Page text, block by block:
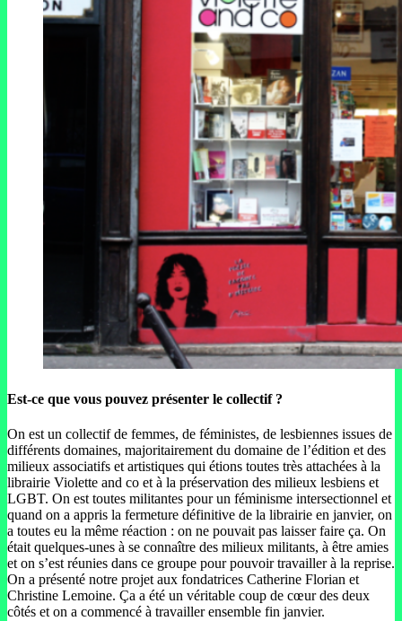
Est-ce que vous pouvez présenter le collectif ?
On est un collectif de femmes, de féministes, de lesbiennes issues de
différents domaines, majoritairement du domaine de l’édition et des
milieux associatifs et artistiques qui étions toutes très attachées à la
librairie Violette and co et à la préservation des milieux lesbiens et
LGBT. On est toutes militantes pour un féminisme intersectionnel et
quand on a appris la fermeture définitive de la librairie en janvier, on
a toutes eu la même réaction : on ne pouvait pas laisser faire ça. On
était quelques-unes à se connaître des milieux militants, à être amies
et on s’est réunies dans ce groupe pour pouvoir travailler à la reprise.
On a présenté notre projet aux fondatrices Catherine Florian et
Christine Lemoine. Ça a été un véritable coup de cœur des deux
côtés et on a commencé à travailler ensemble fin janvier.